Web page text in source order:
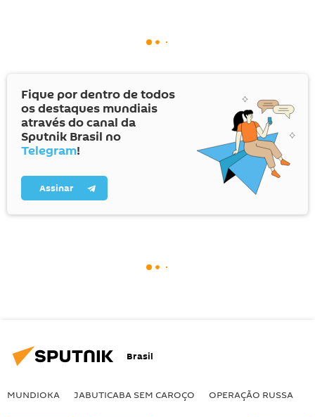
Fique por dentro de todos
os destaques mundiais
através do canal da
Sputnik Brasil no
Telegram!
Assinar
Brasil
MUNDIOKA JABUTICABA SEM CAROÇO OPERAÇÃO RUSSA